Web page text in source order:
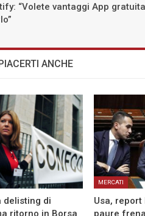
“Volete vantaggi App
ANCHE
delisting di
ritorno in Borsa
MERCATI
Usa,
paure